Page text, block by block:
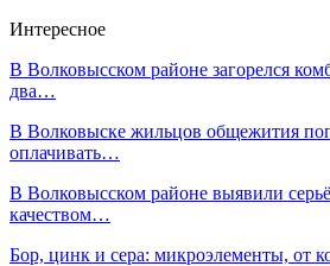
Интересное
В Волковысском районе загорелся
два…
В Волковыске жильцов общежития
оплачивать…
В Волковысском районе выявили
качеством…
Бор, цинк и сера: микроэлементы, от